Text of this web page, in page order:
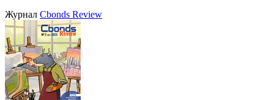
Журнал Cbonds Review